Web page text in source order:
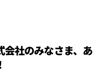
会社のみなさま、あ